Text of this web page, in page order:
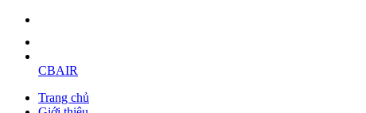
CBAIR
Trang chủ